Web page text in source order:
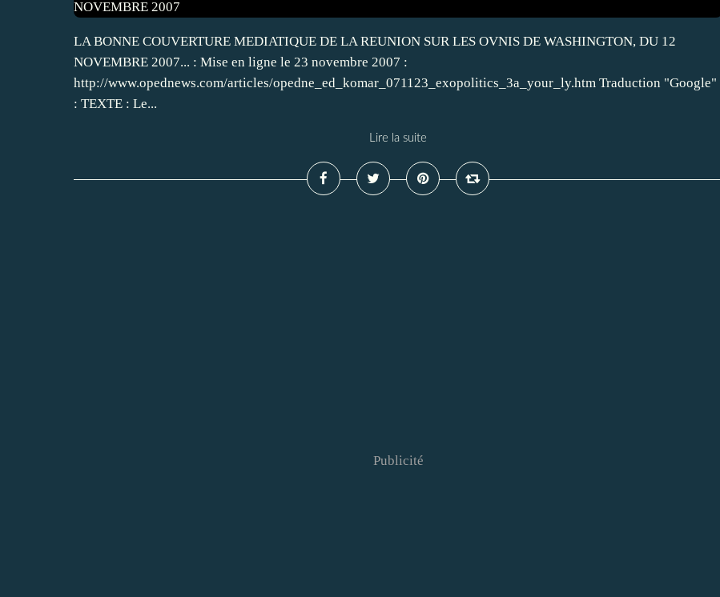
LA BONNE COUVERTURE MEDIATIQUE DE LA REUNION SUR LES OVNIS DE WASHINGTON, DU 12
NOVEMBRE 2007... : Mise en ligne le 23 novembre 2007 :
http://www.opednews.com/articles/opedne_ed_komar_071123_exopolitics_3a_your_ly.htm Traduction "Google"
: TEXTE : Le...
Lire la suite
Publicité